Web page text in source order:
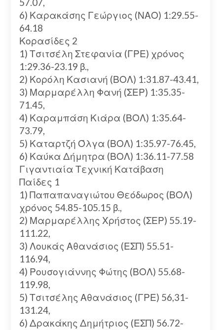
6) Καρακάσης Γεώργιος (ΝΑΟ) 1:29.55-
64.18
Κορασίδες 2
1) Τσιτσέλη Στεφανία (ΓΡΕ) χρόνος
1:29.36-23.19 β.,
2) Κορόλη Κασιανή (ΒΟΛ) 1:31.87-43.41,
3) Μαρμαρέλλη Φανή (ΣΕΡ) 1:35.35-
71.45,
4) Καραμπάση Κιάρα (ΒΟΛ) 1:35.64-
73.79,
5) Καταρτζή Όλγα (ΒΟΛ) 1:35.97-76.45,
6) Καύκα Δήμητρα (ΒΟΛ) 1:36.11-77.58
Γιγαντιαία Τεχνική Κατάβαση
Παίδες 1
1) Παπαπαναγιώτου Θεόδωρος (ΒΟΛ)
χρόνος 54.85-105.15 β.,
2) Μαρμαρέλλης Χρήστος (ΣΕΡ) 55.19-
111.22,
3) Λουκάς Αθανάσιος (ΕΣΠ) 55.51-
116.94,
4) Ρουσογιάννης Φώτης (ΒΟΛ) 55.68-
119.98,
5) Τσιτσέλης Αθανάσιος (ΓΡΕ) 56,31-
131.24,
6) Δρακάκης Δημήτριος (ΕΣΠ) 56.72-